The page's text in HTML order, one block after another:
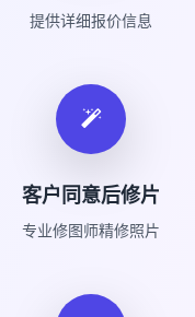
提供详细报价信息
客户同意后修片
专业修图师精修照片